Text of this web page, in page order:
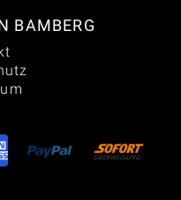
BAMBERG